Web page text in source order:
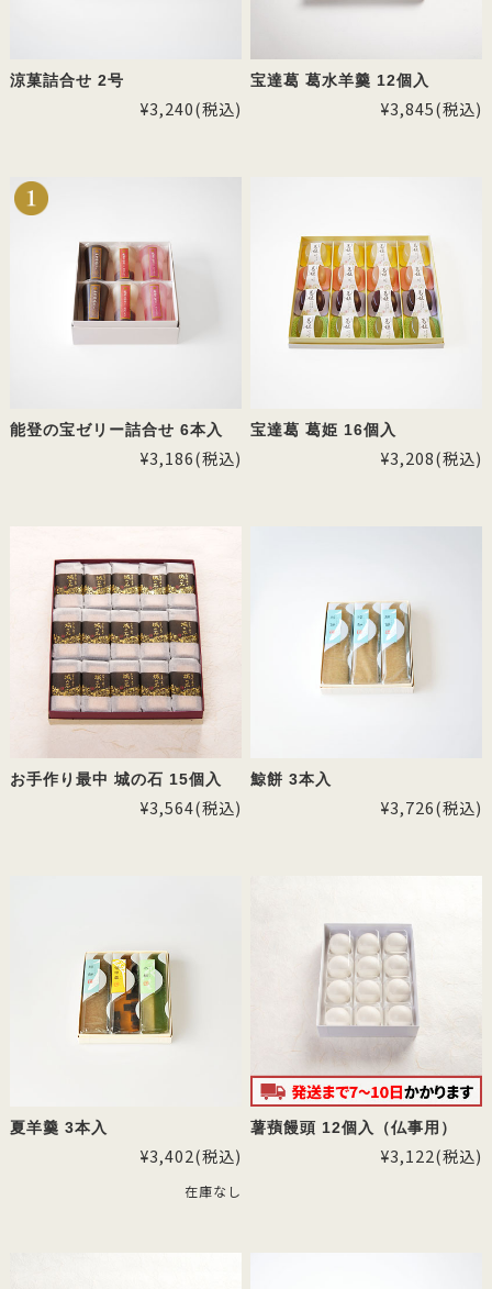
涼菓詰合せ 2号
¥3,240(税込)
宝達葛 葛水羊羹 12個入
¥3,845(税込)
能登の宝ゼリー詰合せ 6本入
¥3,186(税込)
宝達葛 葛姫 16個入
¥3,208(税込)
お手作り最中 城の石 15個入
¥3,564(税込)
鯨餅 3本入
¥3,726(税込)
夏羊羹 3本入
¥3,402(税込)
在庫なし
薯蕷饅頭 12個入（仏事用）
¥3,122(税込)